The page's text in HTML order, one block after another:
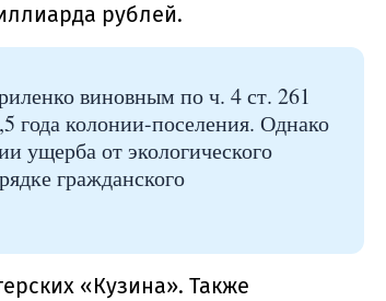
рублей.
виновным по ч. 4 ст. 261
колонии-поселения. Однако
ущерба от экологического
гражданского
«Кузина». Также